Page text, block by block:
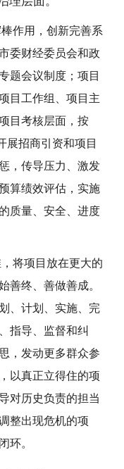
作用，创新完善系
委财经委员会和政
题会议制度；项目
目工作组、项目主
目考核层面，按
展招商引资和项目
，传导压力、激发
算绩效评估，实施
质量、安全、进度
将项目放在更大的
善终、善做善成。
、计划、实施、完
指导、监督和纠
，发动更多群众参
以真正立得住的项
对历史负责的担当
整出现危机的项
环。